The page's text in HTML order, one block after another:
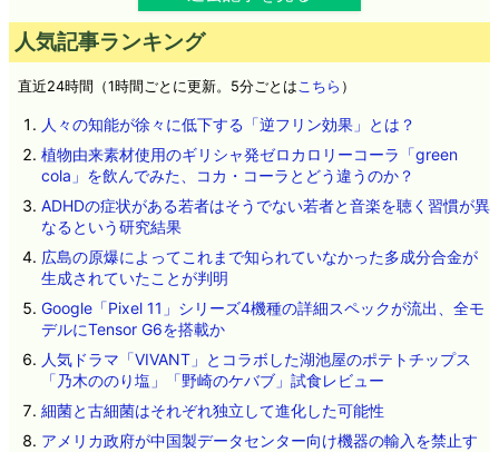
過去の記事
人気記事ランキング
直近24時間（1時間ごとに更新。5分ごとは こちら ）
人々の知能が徐々に低下する「逆フリン効果」とは？
植物由来素材使用のギリシャ発ゼロカロリーコーラ「green
cola」を飲んでみた、コカ・コーラとどう違うのか？
ADHDの症状がある若者はそうでない若者と音楽を聴く習慣が異
なるという研究結果
広島の原爆によってこれまで知られていなかった多成分合金が
生成されていたことが判明
Google「Pixel 11」シリーズ4機種の詳細スペックが流出、全モ
デルにTensor G6を搭載か